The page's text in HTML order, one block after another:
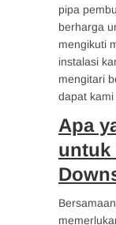
pipa
berharga
mengikuti
instalasi
mengitari
dapat
Apa
untuk